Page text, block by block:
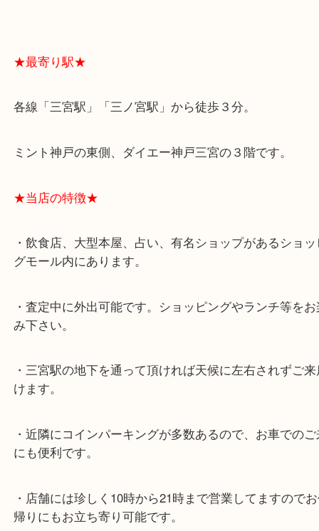
各線「三宮駅」「三ノ宮駅」から徒歩３分。
ミント神戸の東側、ダイエー神戸三宮の３階です。
★当店の特徴★
グモール内にあります。